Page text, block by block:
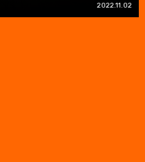
2022.11.02